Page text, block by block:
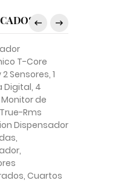
T-Core
2 Sensores, 1
Digital, 4
de
Rms
Dispensador
Cuartos